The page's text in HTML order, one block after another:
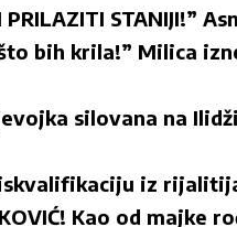
PRILAZITI STANIJI!”
bih krila!” Milica
silovana na
iz
Kao od majke